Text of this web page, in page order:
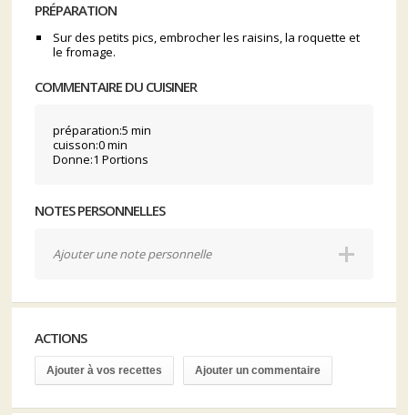
PRÉPARATION
Sur des petits pics, embrocher les raisins, la roquette et
le fromage.
COMMENTAIRE DU CUISINER
préparation:5 min
cuisson:0 min
Donne:1 Portions
NOTES PERSONNELLES
Ajouter une note personnelle
ACTIONS
Ajouter à vos recettes Ajouter un commentaire